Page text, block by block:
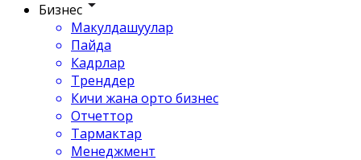
Бизнес
Макулдашуулар
Пайда
Кадрлар
Тренддер
Кичи жана орто бизнес
Отчеттор
Тармактар
Менеджмент